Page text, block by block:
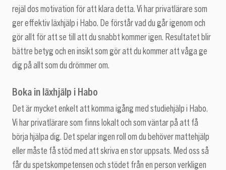
rejäl dos motivation för att klara detta. Vi har privatlärare som
ger effektiv läxhjälp i Habo. De förstår vad du går igenom och
gör allt för att se till att du snabbt kommer igen. Resultatet blir
bättre betyg och en insikt som gör att du kommer att våga ge
dig på allt som du drömmer om.
Boka in läxhjälp i Habo
Det är mycket enkelt att komma igång med studiehjälp i Habo.
Vi har privatlärare som finns lokalt och som väntar på att få
börja hjälpa dig. Det spelar ingen roll om du behöver mattehjälp
eller måste få stöd med att skriva en stor uppsats. Med oss så
får du spetskompetensen och stödet från en person verkligen